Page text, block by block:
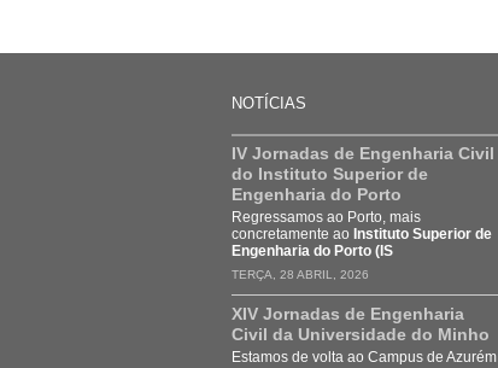
NOTÍCIAS
IV Jornadas de Engenharia Civil
do Instituto Superior de
Engenharia do Porto
Regressamos ao Porto, mais
concretamente ao Instituto Superior de
Engenharia do Porto (IS
TERÇA, 28 ABRIL, 2026
XIV Jornadas de Engenharia
Civil da Universidade do Minho
Estamos de volta ao Campus de Azurém